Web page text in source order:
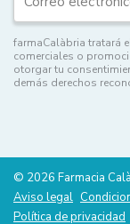
farmaCalàbria tratará
comerciales o
otorgar tu
demás derechos
© 2026 Farmacia
Aviso legal
Política de privacidad